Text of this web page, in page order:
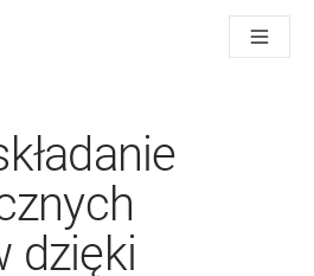
Nowe procesy oparte na AI dla
do technologii językowej AI w
jakości tłumaczeń dla DeepL
głosową w czasie rzeczywistym
voice demo with DeepL
dzięki